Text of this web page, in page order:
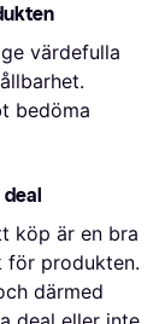
värdefulla
bedöma
köp är en bra
för produkten.
därmed